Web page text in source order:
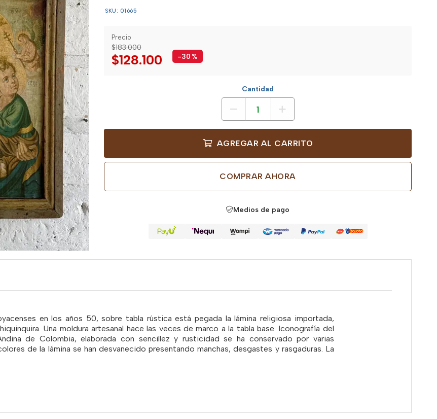
SKU: 01665
Precio
$183.000
$128.100 -30 %
Cantidad
AGREGAR AL CARRITO
COMPRAR AHORA
Medios de pago
en los años 50, sobre tabla rústica está pegada la lámina religiosa importada,
Una moldura artesanal hace las veces de marco a la tabla base. Iconografía del
de Colombia, elaborada con sencillez y rusticidad se ha conservado por varias
de la lámina se han desvanecido presentando manchas, desgastes y rasgaduras. La